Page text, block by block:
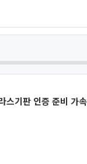
스기판 인증 준비 가